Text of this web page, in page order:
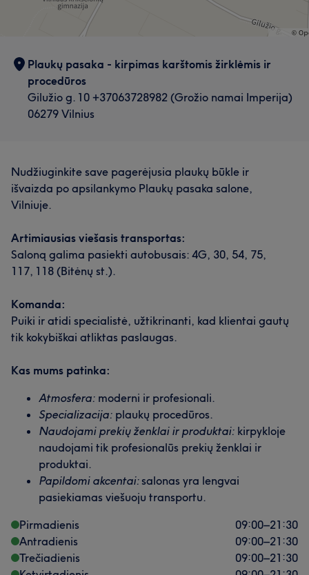
Plaukų pasaka - kirpimas karštomis žirklėmis ir
procedūros
Gilužio g. 10 +37063728982 (Grožio namai Imperija)
06279 Vilnius
Nudžiuginkite save pagerėjusia plaukų būkle ir
išvaizda po apsilankymo Plaukų pasaka salone,
Vilniuje.
Artimiausias viešasis transportas:
Saloną galima pasiekti autobusais: 4G, 30, 54, 75,
117, 118 (Bitėnų st.).
Komanda:
Puiki ir atidi specialistė, užtikrinanti, kad klientai gautų
tik kokybiškai atliktas paslaugas.
Kas mums patinka:
Atmosfera: moderni ir profesionali.
Specializacija: plaukų procedūros.
Naudojami prekių ženklai ir produktai: kirpykloje
naudojami tik profesionalūs prekių ženklai ir
produktai.
Papildomi akcentai: salonas yra lengvai
pasiekiamas viešuoju transportu.
Pirmadienis
09:00–21:30
Antradienis
09:00–21:30
Trečiadienis
09:00–21:30